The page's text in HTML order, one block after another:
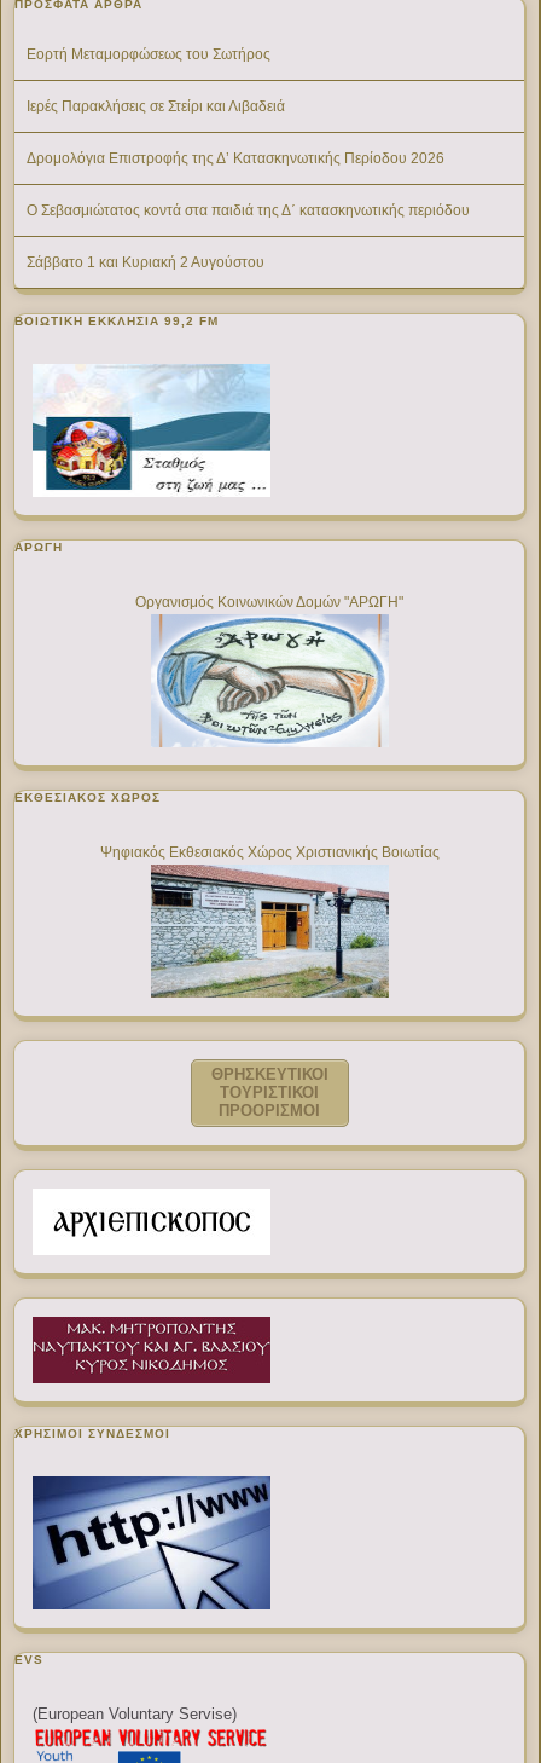
ΠΡΌΣΦΑΤΑ ΆΡΘΡΑ
Εορτή Μεταμορφώσεως του Σωτήρος
Ιερές Παρακλήσεις σε Στείρι και Λιβαδειά
Δρομολόγια Επιστροφής της Δ’ Κατασκηνωτικής Περίοδου 2026
Ο Σεβασμιώτατος κοντά στα παιδιά της Δ΄ κατασκηνωτικής περιόδου
Σάββατο 1 και Κυριακή 2 Αυγούστου
ΒΟΙΩΤΙΚΉ ΕΚΚΛΗΣΊΑ 99,2 FM
ΑΡΩΓΗ
Οργανισμός Κοινωνικών Δομών "ΑΡΩΓΗ"
ΕΚΘΕΣΙΑΚΌΣ ΧΏΡΟΣ
Ψηφιακός Εκθεσιακός Χώρος Χριστιανικής Βοιωτίας
ΘΡΗΣΚΕΥΤΙΚΟΙ
ΤΟΥΡΙΣΤΙΚΟΙ
ΠΡΟΟΡΙΣΜΟΙ
ΧΡΉΣΙΜΟΙ ΣΎΝΔΕΣΜΟΙ
EVS
(European Voluntary Servise)